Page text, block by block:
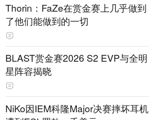
Thorin：FaZe在赏金赛上几乎做到
了他们能做到的一切
BLAST赏金赛2026 S2 EVP与全明
星阵容揭晓
NiKo因IEM科隆Major决赛摔坏耳机